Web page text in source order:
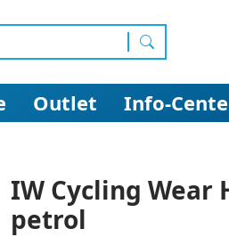
Suchen
Outlet Info-
IW Cycling Wear
petrol